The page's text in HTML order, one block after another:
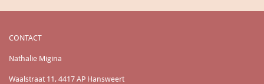
CONTACT
Nathalie Migina
Waalstraat 11, 4417 AP Hansweert